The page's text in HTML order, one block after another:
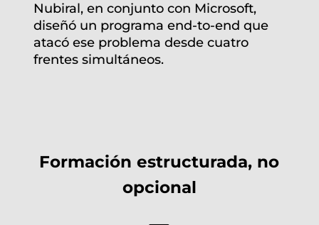
Nubiral, en conjunto con Microsoft,
diseñó un programa end-to-end que
atacó ese problema desde cuatro
frentes simultáneos.
Formación estructurada, no
opcional